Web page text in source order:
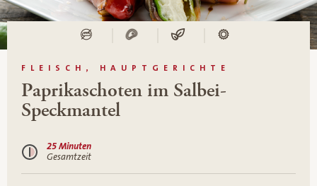
FLEISCH, HAUPTGERICHTE
Paprikaschoten im Salbei-
Speckmantel
25 Minuten
Gesamtzeit